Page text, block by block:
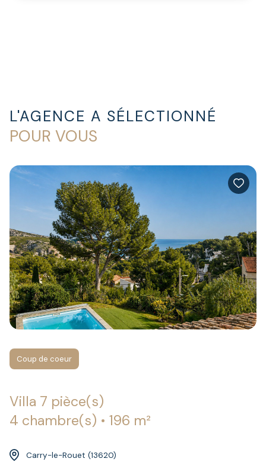
L'AGENCE A SÉLECTIONNÉ
POUR VOUS
Coup de coeur
Villa 7 pièce(s)
4 chambre(s)
196 m²
Carry-le-Rouet (13620)